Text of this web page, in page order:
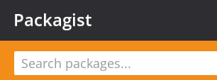
Packagist